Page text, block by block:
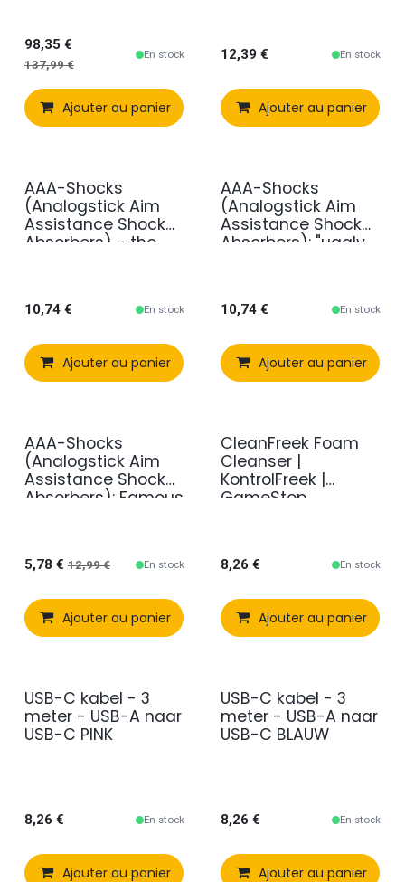
98,35 €
137,99€
En stock
Ajouter au panier Comparer Ajouter à
12,39 € En stock
Ajouter au panier
AAA-Shocks
(Analogstick Aim
Assistance Shock
Absorbers) - the
10,74 € En stock
Ajouter au panier Comparer Ajouter à
AAA-Shocks
(Analogstick Aim
Assistance Shock
Absorbers): "uggly
10,74€ En stock
Ajouter au panier
en promotion
AAA-Shocks
(Analogstick Aim
Assistance Shock
Absorbers): Famous
5,78 € 12,99€ En stock
Ajouter au panier Comparer Ajouter à
CleanFreek Foam
Cleanser |
KontrolFreek |
GameStop
8,26 € En stock
Ajouter au panier
USB-C kabel - 3
meter - USB-A naar
USB-C PINK
8,26 € En stock
Ajouter au panier Comparer Ajouter à
USB-C kabel - 3
meter - USB-A naar
USB-C BLAUW
8,26 € En stock
Ajouter au panier